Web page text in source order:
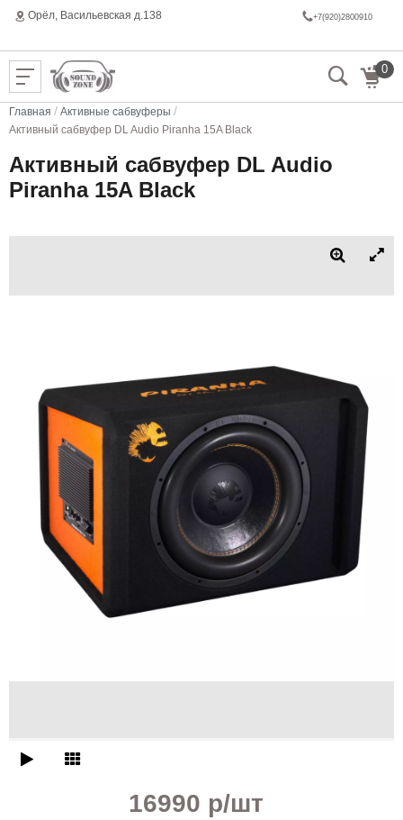
Орёл, Васильeвская д.138 +7(920)2800910
0
Главная / Активные сабвуферы /
Активный сабвуфер DL Audio Piranha 15A Black
Активный сабвуфер DL Audio
Piranha 15A Black
16990 р/шт